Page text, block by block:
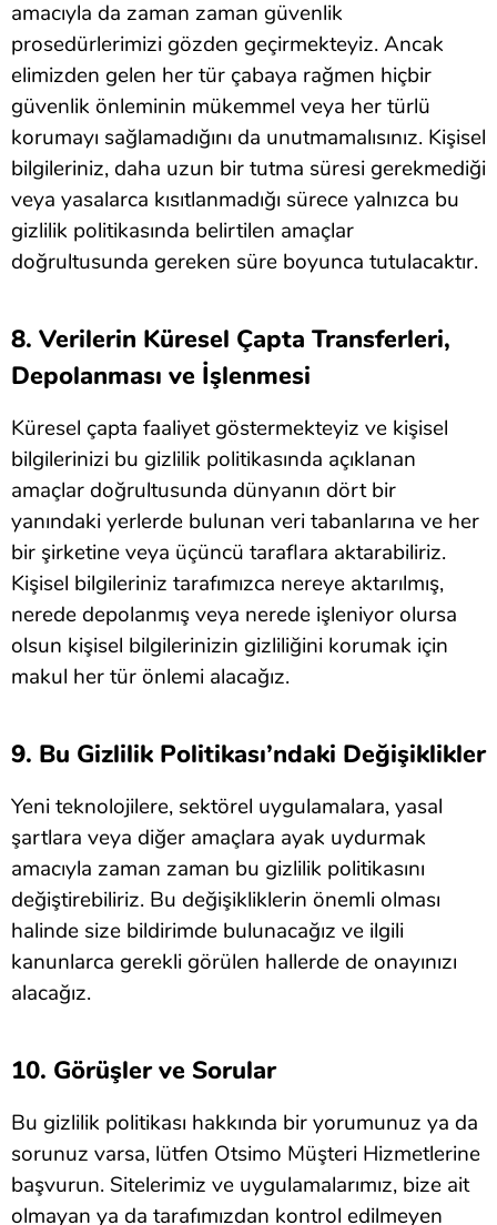
amacıyla da zaman zaman güvenlik
prosedürlerimizi gözden geçirmekteyiz. Ancak
elimizden gelen her tür çabaya rağmen hiçbir
güvenlik önleminin mükemmel veya her türlü
korumayı sağlamadığını da unutmamalısınız. Kişisel
bilgileriniz, daha uzun bir tutma süresi gerekmediği
veya yasalarca kısıtlanmadığı sürece yalnızca bu
gizlilik politikasında belirtilen amaçlar
doğrultusunda gereken süre boyunca tutulacaktır.
8. Verilerin Küresel Çapta Transferleri,
Depolanması ve İşlenmesi
Küresel çapta faaliyet göstermekteyiz ve kişisel
bilgilerinizi bu gizlilik politikasında açıklanan
amaçlar doğrultusunda dünyanın dört bir
yanındaki yerlerde bulunan veri tabanlarına ve her
bir şirketine veya üçüncü taraflara aktarabiliriz.
Kişisel bilgileriniz tarafımızca nereye aktarılmış,
nerede depolanmış veya nerede işleniyor olursa
olsun kişisel bilgilerinizin gizliliğini korumak için
makul her tür önlemi alacağız.
9. Bu Gizlilik Politikası’ndaki Değişiklikler
Yeni teknolojilere, sektörel uygulamalara, yasal
şartlara veya diğer amaçlara ayak uydurmak
amacıyla zaman zaman bu gizlilik politikasını
değiştirebiliriz. Bu değişikliklerin önemli olması
halinde size bildirimde bulunacağız ve ilgili
kanunlarca gerekli görülen hallerde de onayınızı
alacağız.
10. Görüşler ve Sorular
Bu gizlilik politikası hakkında bir yorumunuz ya da
sorunuz varsa, lütfen Otsimo Müşteri Hizmetlerine
başvurun. Sitelerimiz ve uygulamalarımız, bize ait
olmayan ya da tarafımızdan kontrol edilmeyen